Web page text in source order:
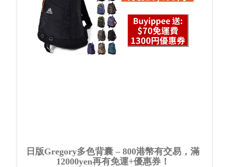
日版Gregory多色背囊 – 800港幣有交易，滿
12000yen再有免運+優惠券！